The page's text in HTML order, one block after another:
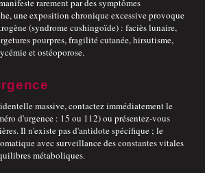
rarement par des symptômes
une exposition chronique excessive provoque
(syndrome cushingoïde) : faciès lunaire,
pourpres, fragilité cutanée, hirsutisme,
et ostéoporose.
massive, contactez immédiatement le
d'urgence : 15 ou 112) ou présentez-vous
Il n'existe pas d'antidote spécifique ; le
avec surveillance des constantes vitales
métaboliques.